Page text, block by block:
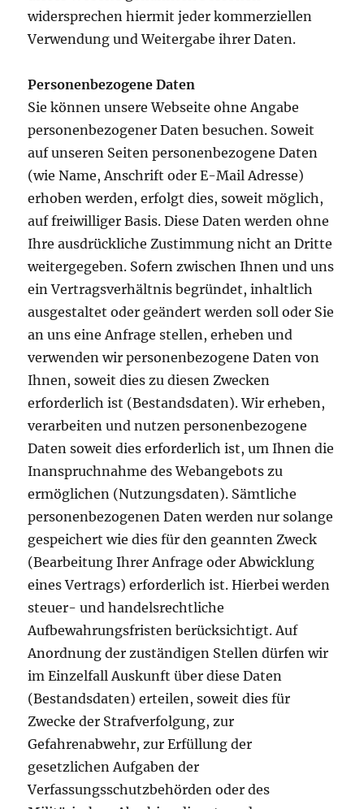
widersprechen hiermit jeder kommerziellen
Verwendung und Weitergabe ihrer Daten.
Personenbezogene Daten
Sie können unsere Webseite ohne Angabe
personenbezogener Daten besuchen. Soweit
auf unseren Seiten personenbezogene Daten
(wie Name, Anschrift oder E-Mail Adresse)
erhoben werden, erfolgt dies, soweit möglich,
auf freiwilliger Basis. Diese Daten werden ohne
Ihre ausdrückliche Zustimmung nicht an Dritte
weitergegeben. Sofern zwischen Ihnen und uns
ein Vertragsverhältnis begründet, inhaltlich
ausgestaltet oder geändert werden soll oder Sie
an uns eine Anfrage stellen, erheben und
verwenden wir personenbezogene Daten von
Ihnen, soweit dies zu diesen Zwecken
erforderlich ist (Bestandsdaten). Wir erheben,
verarbeiten und nutzen personenbezogene
Daten soweit dies erforderlich ist, um Ihnen die
Inanspruchnahme des Webangebots zu
ermöglichen (Nutzungsdaten). Sämtliche
personenbezogenen Daten werden nur solange
gespeichert wie dies für den geannten Zweck
(Bearbeitung Ihrer Anfrage oder Abwicklung
eines Vertrags) erforderlich ist. Hierbei werden
steuer- und handelsrechtliche
Aufbewahrungsfristen berücksichtigt. Auf
Anordnung der zuständigen Stellen dürfen wir
im Einzelfall Auskunft über diese Daten
(Bestandsdaten) erteilen, soweit dies für
Zwecke der Strafverfolgung, zur
Gefahrenabwehr, zur Erfüllung der
gesetzlichen Aufgaben der
Verfassungsschutzbehörden oder des